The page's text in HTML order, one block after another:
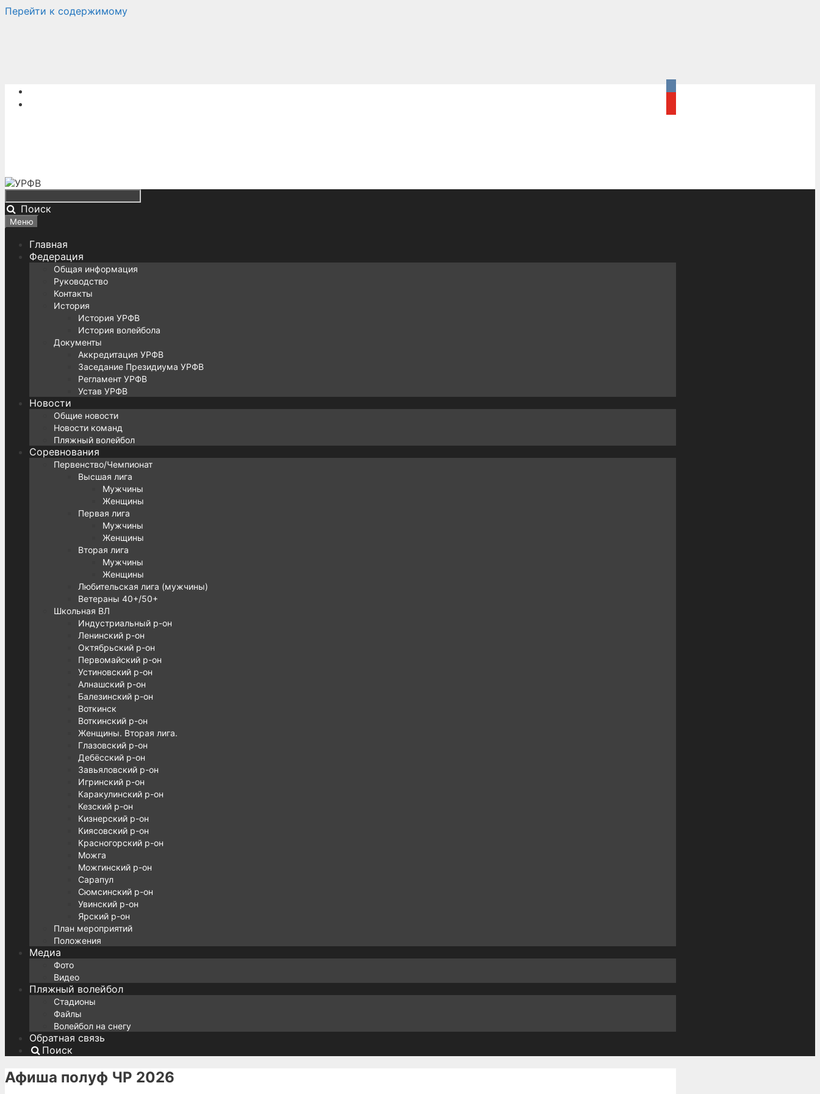
Перейти к содержимому
Поиск
Меню
Главная
Федерация
Общая информация
Руководство
Контакты
История
История УРФВ
История волейбола
Документы
Аккредитация УРФВ
Заседание Президиума УРФВ
Регламент УРФВ
Устав УРФВ
Новости
Общие новости
Новости команд
Пляжный волейбол
Соревнования
Первенство/Чемпионат
Высшая лига
Мужчины
Женщины
Первая лига
Мужчины
Женщины
Вторая лига
Мужчины
Женщины
Любительская лига (мужчины)
Ветераны 40+/50+
Школьная ВЛ
Индустриальный р-он
Ленинский р-он
Октябрьский р-он
Первомайский р-он
Устиновский р-он
Алнашский р-он
Балезинский р-он
Воткинск
Воткинский р-он
Женщины. Вторая лига.
Глазовский р-он
Дебёсский р-он
Завьяловский р-он
Игринский р-он
Каракулинский р-он
Кезский р-он
Кизнерский р-он
Киясовский р-он
Красногорский р-он
Можга
Можгинский р-он
Сарапул
Сюмсинский р-он
Увинский р-он
Ярский р-он
План мероприятий
Положения
Медиа
Фото
Видео
Пляжный волейбол
Стадионы
Файлы
Волейбол на снегу
Обратная связь
Поиск
Афиша полуф ЧР 2026